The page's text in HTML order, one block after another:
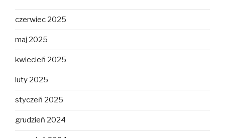
czerwiec 2025
maj 2025
kwiecień 2025
luty 2025
styczeń 2025
grudzień 2024